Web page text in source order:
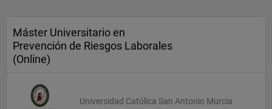
Máster Universitario en
Prevención de Riesgos Laborales
(Online)
Universidad Católica San Antonio Murcia